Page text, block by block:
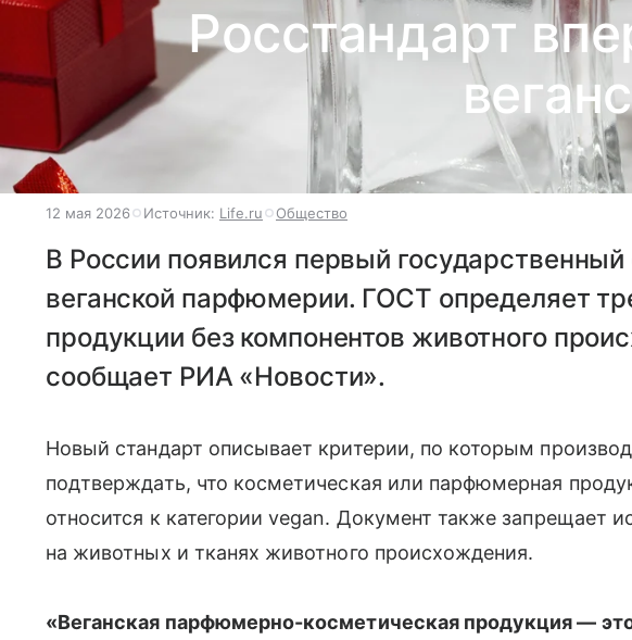
Росстандарт
12 мая 2026 Источник: Life.ru Общество
В России появился первый государственный
веганской парфюмерии. ГОСТ определяет
продукции без компонентов животного
сообщает РИА «Новости».
Новый стандарт описывает критерии, по которым
подтверждать, что косметическая или парфюмерная
относится к категории vegan. Документ также запрещает
на животных и тканях животного происхождения.
«Веганская парфюмерно-косметическая продукция —